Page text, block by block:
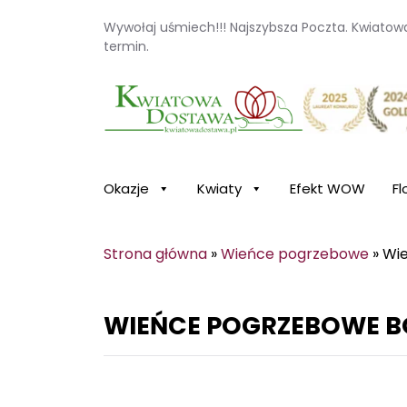
Wywołaj uśmiech!!! Najszybsza Poczta.
termin.
Kwiaciarnia internetowa Kwiatowa
Okazje Kwiaty Efekt WOW
Strona główna »Wieńce pogrzebowe »
WIEŃCE POGRZEBOWE